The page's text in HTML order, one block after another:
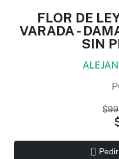
FLOR DE
VARADA -
SIN